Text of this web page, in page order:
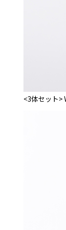
<3体セット>